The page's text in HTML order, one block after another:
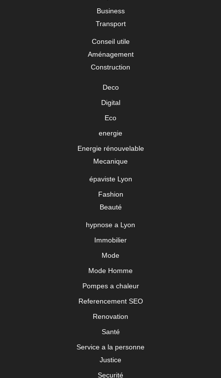
Business
Transport
Conseil utile
Aménagement
Construction
Deco
Digital
Eco
energie
Energie rénouvelable
Mecanique
épaviste Lyon
Fashion
Beauté
hypnose a Lyon
Immobilier
Mode
Mode Homme
Pompes a chaleur
Referencement SEO
Renovation
Santé
Service a la personne
Justice
Securité